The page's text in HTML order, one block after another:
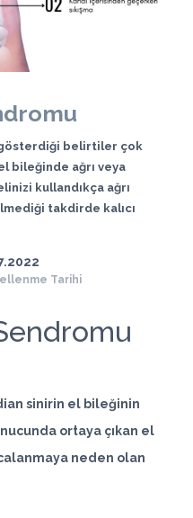
belirtiler çok
bileğinde ağrı veya
kullandıkça ağrı
takdirde kalıcı
Tarihi
sinirin el bileğinin
ortaya çıkan el
neden olan